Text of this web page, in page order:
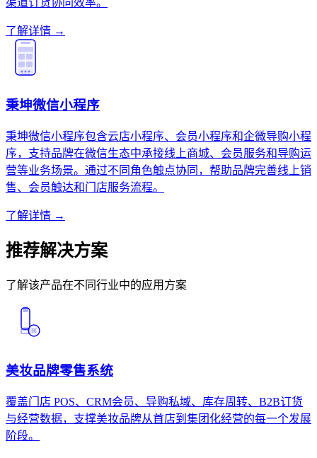
渠道订货协同效率。
了解详情 →
秉坤微信小程序
秉坤微信小程序包含云店小程序、会员小程序和企微导购小程
序，支持品牌在微信生态中承接线上商城、会员服务和导购运
营等业务场景。通过不同角色触点协同，帮助品牌完善线上销
售、会员触达和门店服务流程。
了解详情 →
推荐解决方案
了解该产品在不同行业中的应用方案
美妆品牌零售系统
覆盖门店 POS、CRM会员、导购私域、库存周转、B2B订货
与经营数据，支撑美妆品牌从首店到集团化经营的每一个发展
阶段。